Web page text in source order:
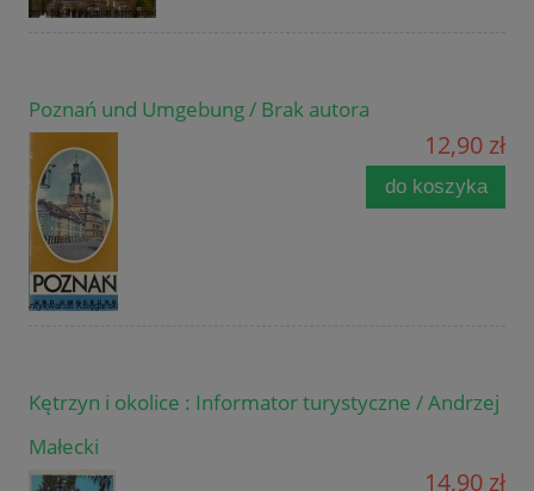
Poznań und Umgebung / Brak autora
12,90 zł
do koszyka
Kętrzyn i okolice : Informator turystyczne / Andrzej
Małecki
14,90 zł